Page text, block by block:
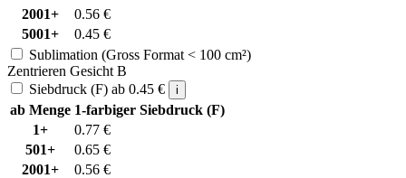
2001+
0.56 €
5001+
0.45 €
Sublimation (Gross Format < 100 cm²)
Zentrieren Gesicht B
Siebdruck (F) ab 0.45 € i
ab Menge 1-farbiger Siebdruck (F)
1+
0.77 €
501+
0.65 €
2001+
0.56 €